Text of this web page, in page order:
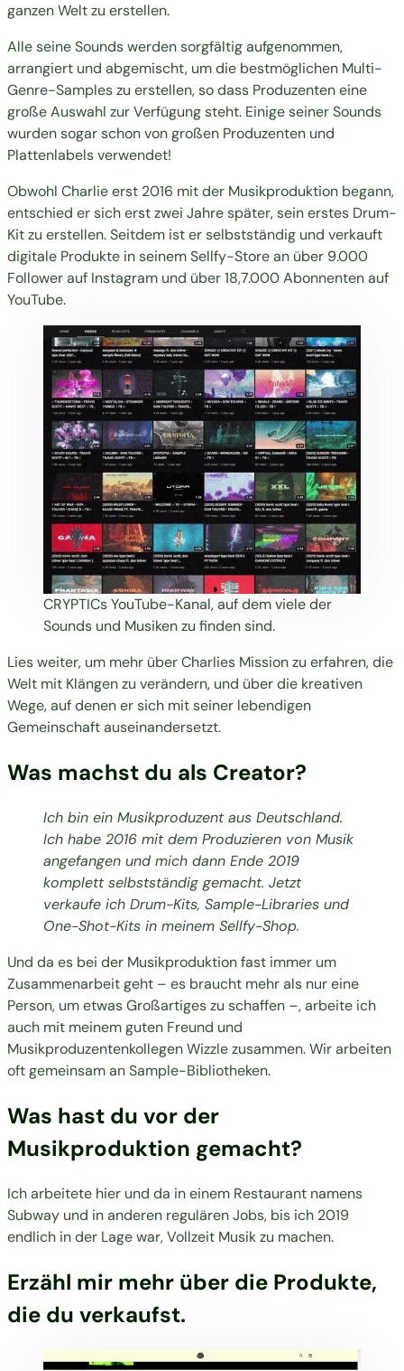
ganzen Welt zu erstellen.
Alle seine Sounds werden sorgfältig aufgenommen,
arrangiert und abgemischt, um die bestmöglichen Multi-
Genre-Samples zu erstellen, so dass Produzenten eine
große Auswahl zur Verfügung steht. Einige seiner Sounds
wurden sogar schon von großen Produzenten und
Plattenlabels verwendet!
Obwohl Charlie erst 2016 mit der Musikproduktion begann,
entschied er sich erst zwei Jahre später, sein erstes Drum-
Kit zu erstellen. Seitdem ist er selbstständig und verkauft
digitale Produkte in seinem Sellfy-Store an über 9.000
Follower auf Instagram und über 18,7.000 Abonnenten auf
YouTube.
CRYPTICs YouTube-Kanal, auf dem viele der
Sounds und Musiken zu finden sind.
Lies weiter, um mehr über Charlies Mission zu erfahren, die
Welt mit Klängen zu verändern, und über die kreativen
Wege, auf denen er sich mit seiner lebendigen
Gemeinschaft auseinandersetzt.
Was machst du als Creator?
Ich bin ein Musikproduzent aus Deutschland.
Ich habe 2016 mit dem Produzieren von Musik
angefangen und mich dann Ende 2019
komplett selbstständig gemacht. Jetzt
verkaufe ich Drum-Kits, Sample-Libraries und
One-Shot-Kits in meinem Sellfy-Shop.
Und da es bei der Musikproduktion fast immer um
Zusammenarbeit geht – es braucht mehr als nur eine
Person, um etwas Großartiges zu schaffen –, arbeite ich
auch mit meinem guten Freund und
Musikproduzentenkollegen Wizzle zusammen. Wir arbeiten
oft gemeinsam an Sample-Bibliotheken.
Was hast du vor der
Musikproduktion gemacht?
Ich arbeitete hier und da in einem Restaurant namens
Subway und in anderen regulären Jobs, bis ich 2019
endlich in der Lage war, Vollzeit Musik zu machen.
Erzähl mir mehr über die Produkte,
die du verkaufst.